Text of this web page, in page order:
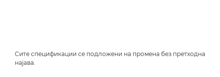
Сите спецификации се подложени на промена без претходна
најава.